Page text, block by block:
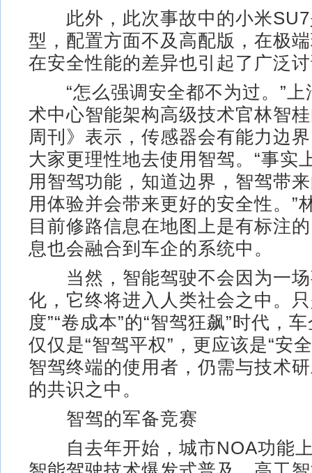
此外，此次事故中的小米SU7
型，配置方面不及高配版，在极
在安全性能的差异也引起了广泛
“怎么强调安全都不为过。”上
术中心智能架构高级技术官林智
周刊》表示，传感器会有能力边
大家更理性地去使用智驾。“事实
用智驾功能，知道边界，智驾带
用体验并会带来更好的安全性。”
目前修路信息在地图上是有标注
息也会融合到车企的系统中。
当然，智能驾驶不会因为一场
化，它终将进入人类社会之中。
度”“卷成本”的“智驾狂飙”时代，
仅仅是“智驾平权”，更应该是“安
智驾终端的使用者，仍需与技术
的共识之中。
智驾的军备竞赛
自去年开始，城市NOA功能上